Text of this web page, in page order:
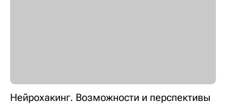
Нейрохакинг. Возможности и перспективы